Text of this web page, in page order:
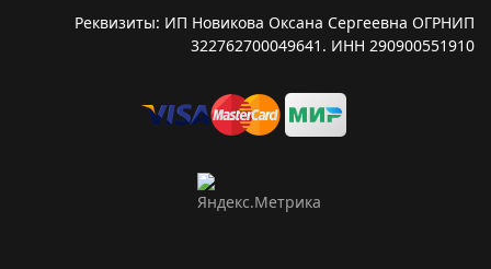
Реквизиты: ИП Новикова Оксана Сергеевна ОГРНИП
322762700049641. ИНН 290900551910